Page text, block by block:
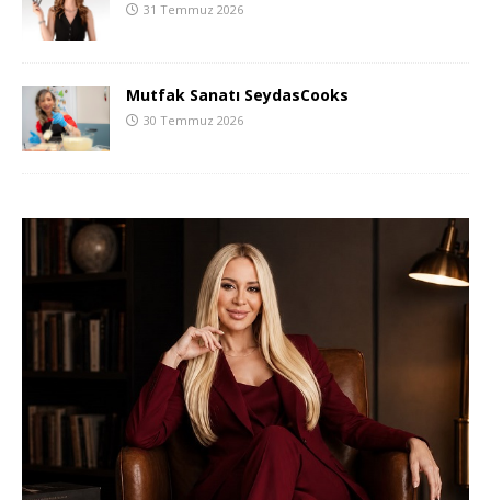
31 Temmuz 2026
Mutfak Sanatı SeydasCooks
30 Temmuz 2026